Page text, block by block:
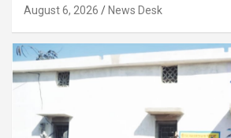
August 6, 2026 News Desk